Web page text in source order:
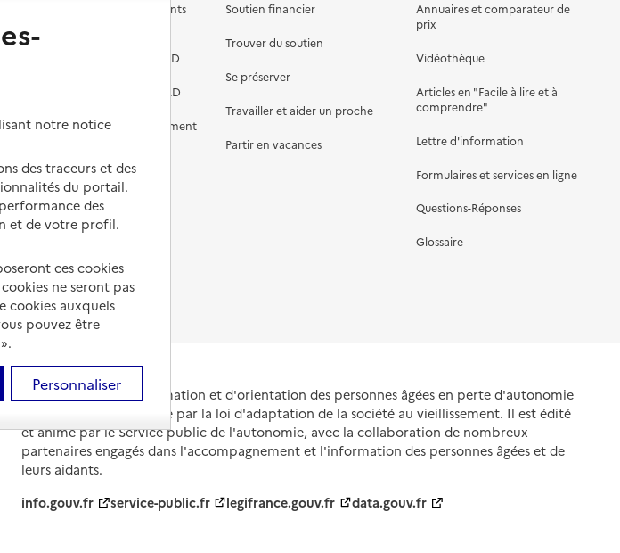
Les différents établissements
Préparer l'entrée en EHPAD
Aides financières en EHPAD
Prévention, accompagnement
Comprendre les prix en
EHPAD
Droits en EHPAD
Soutien financier
Trouver du soutien
Se préserver
Travailler et aider un proche
Partir en vacances
Annuaires et comparateur de
prix
Vidéothèque
Articles en "Facile à lire et à
comprendre"
Lettre d'information
Formulaires et services en ligne
Questions-Réponses
Glossaire
Portail national d'information et d'orientation des personnes âgées en perte d'autonomie
et de leurs proches, créé par la loi d'adaptation de la société au vieillissement. Il est édité
et animé par le Service public de l'autonomie, avec la collaboration de nombreux
partenaires engagés dans l'accompagnement et l'information des personnes âgées et de
leurs aidants.
info.gouv.fr
service-public.fr legifrance.gouv.fr data.gouv.fr
notre notice
des traceurs et des
du portail.
des
et de votre profil.
ces cookies
ne seront pas
cookies auxquels
pouvez être
Personnaliser